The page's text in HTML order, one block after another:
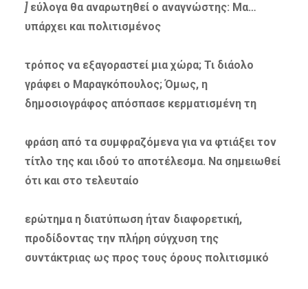
] εύλογα θα αναρωτηθεί ο αναγνώστης: Μα…
υπάρχει και πολιτισμένος
τρόπος να εξαγοραστεί μια χώρα; Τι διάολο
γράφει ο Μαραγκόπουλος; Όμως, η
δημοσιογράφος απόσπασε κερματισμένη τη
φράση από τα συμφραζόμενα για να φτιάξει τον
τίτλο της και ιδού το αποτέλεσμα. Να σημειωθεί
ότι και στο τελευταίο
ερώτημα η διατύπωση ήταν διαφορετική,
προδίδοντας την πλήρη σύγχυση της
συντάκτριας ως προς τους όρους πολιτισμικό